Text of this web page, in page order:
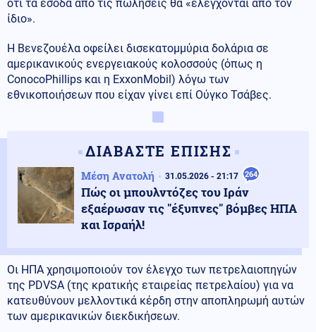
ότι τα έσοδα από τις πωλήσεις θα «ελέγχονται από τον
ίδιο».
Η Βενεζουέλα οφείλει δισεκατομμύρια δολάρια σε
αμερικανικούς ενεργειακούς κολοσσούς (όπως η
ConocoPhillips και η ExxonMobil) λόγω των
εθνικοποιήσεων που είχαν γίνει επί Ούγκο Τσάβες.
ΔΙΑΒΑΣΤΕ ΕΠΙΣΗΣ
Μέση Ανατολή 31.05.2026 - 21:17 264
Πώς οι μπουλντόζες του Ιράν
εξαέρωσαν τις "έξυπνες" βόμβες ΗΠΑ
και Ισραήλ!
Οι ΗΠΑ χρησιμοποιούν τον έλεγχο των πετρελαιοπηγών
της PDVSA (της κρατικής εταιρείας πετρελαίου) για να
κατευθύνουν μελλοντικά κέρδη στην αποπληρωμή αυτών
των αμερικανικών διεκδικήσεων.